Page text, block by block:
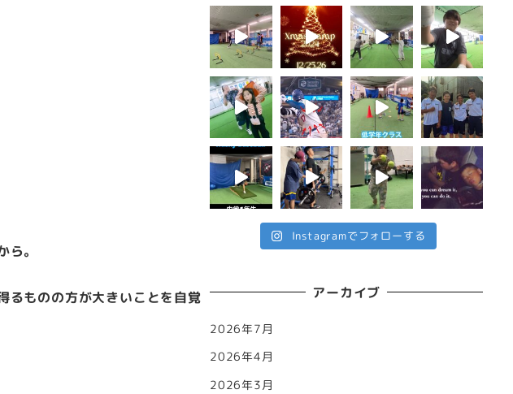
。
るものの方が大きいことを自覚
Instagramでフォローする
アーカイブ
2026年7月
2026年4月
2026年3月